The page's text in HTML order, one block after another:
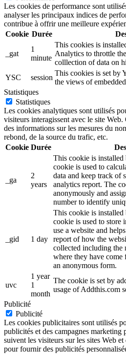
Les cookies de performance sont
analyser les principaux indices de
contribue à offrir une meilleure
Cookie Durée
_gat
1
minute
This cookies is
Analytics to throttle
colllection of data on
YSC
session
This cookies is set by
the views of
Statistiques
Statistiques
Les cookies analytiques sont utilisés
visiteurs interagissent avec le site
des informations sur les mesures du
rebond, de la source du trafic, etc.
Cookie Durée
_ga
2
years
This cookie is
cookie is used to
data and keep track of
analytics report. The
anonymously and
number to identify
_gid 1 day
This cookie is
cookie is used to
use a website and
report of how the
collected including the
where they have come
an anonymous form.
uvc
1 year
1
month
The cookie is set by
usage of Addthis.com
Publicité
Publicité
Les cookies publicitaires sont utilisés
publicités et des campagnes marketing
suivent les visiteurs sur les sites Web
pour fournir des publicités